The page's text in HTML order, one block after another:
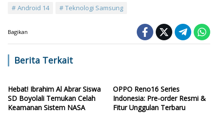
Android 14 Teknologi Samsung
Bagikan
Berita Terkait
Hebat! Ibrahim Al Abrar Siswa
SD Boyolali Temukan Celah
Keamanan Sistem NASA
OPPO Reno16 Series
Indonesia: Pre-order Resmi &
Fitur Unggulan Terbaru